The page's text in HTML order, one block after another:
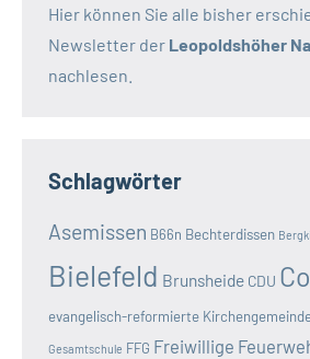
Hier können Sie alle bisher
Newsletter der Leopoldshöher
nachlesen.
Schlagwörter
Asemissen B66n Bechterdissen
Bielefeld Brunsheide CDU
evangelisch-reformierte
Gesamtschule FFG Freiwillige